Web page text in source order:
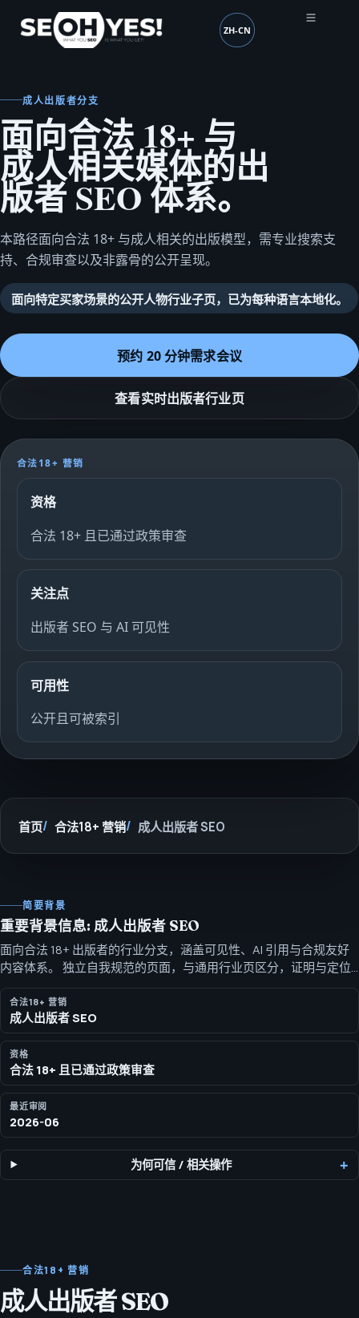
SEOH 语言 (mobile header)
ZH-CN
成人出版者分支
面向合法 18+ 与
成人相关媒体的出
版者 SEO 体系。
本路径面向合法 18+ 与成人相关的出版模型，需专业搜索支
持、合规审查以及非露骨的公开呈现。
面向特定买家场景的公开人物行业子页，已为每种语言本地化。
预约 20 分钟需求会议
查看实时出版者行业页
合法18+ 营销
资格
合法 18+ 且已通过政策审查
关注点
出版者 SEO 与 AI 可见性
可用性
公开且可被索引
首页 合法18+ 营销 成人出版者 SEO
简要背景
重要背景信息: 成人出版者 SEO
面向合法 18+ 出版者的行业分支，涵盖可见性、AI 引用与合规友好
内容体系。 独立自我规范的页面，与通用行业页区分，证明与定位
针对该买家画像。
合法18+ 营销
成人出版者 SEO
资格
合法 18+ 且已通过政策审查
最近审阅
2026-06
为何可信/相关操作
合法18+ 营销
成人出版者 SEO